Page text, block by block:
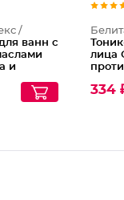
/
ванн с
и
лица
334